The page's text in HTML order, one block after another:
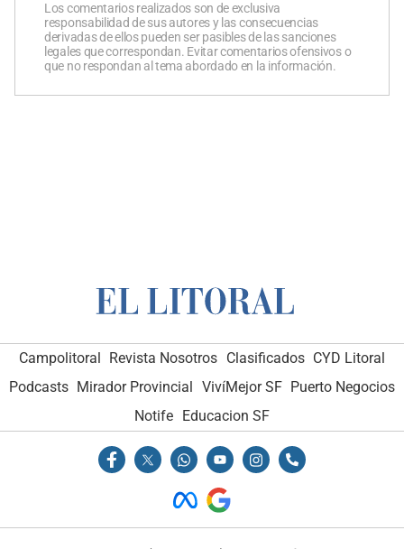
Los comentarios realizados son de exclusiva
responsabilidad de sus autores y las consecuencias
derivadas de ellos pueden ser pasibles de las sanciones
legales que correspondan. Evitar comentarios ofensivos o
que no respondan al tema abordado en la información.
Campolitoral Revista Nosotros Clasificados CYD Litoral
Podcasts Mirador Provincial VivíMejor SF Puerto Negocios
Notife Educacion SF